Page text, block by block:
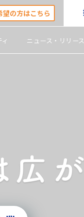
望の方はこちら
ニュース・リリース